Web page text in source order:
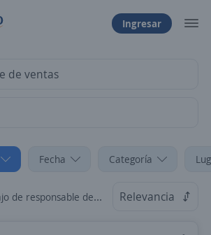
Ingresar
Fecha Categoría
de ventas en Neuquén Relevancia